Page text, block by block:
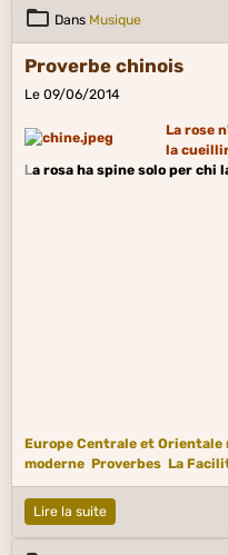
Dans Musique
Proverbe chinois
Le 09/06/2014
La rose
la
La rosa ha spine solo per chi
Europe Centrale et Orientale
moderne Proverbes La
Lire la suite